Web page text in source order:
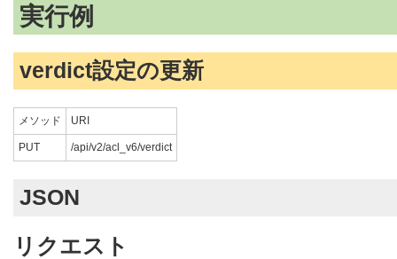
実行例
verdict設定の更新
メソッド URI
PUT /api/v2/acl_v6/verdict
JSON
リクエスト